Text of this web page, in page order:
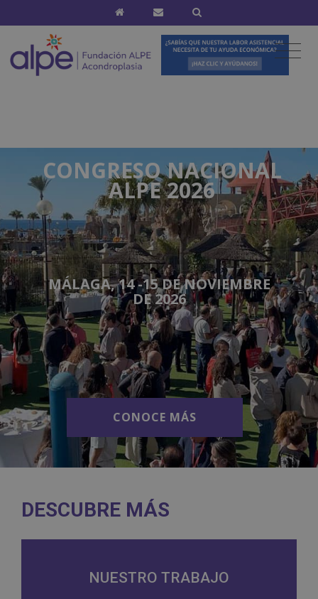
MÁLAGA, 14 -15 DE NOVIEMBRE
DE 2026
CONGRESO NACIONAL
ALPE 2026
CONOCE MÁS
CONOCE MÁS
DESCUBRE MÁS
NUESTRO TRABAJO